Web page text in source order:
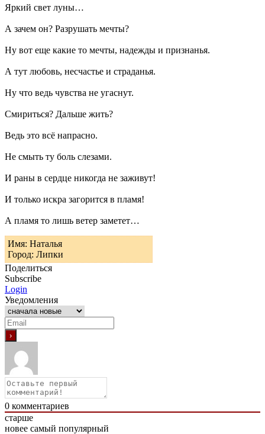
Яркий свет луны…
А зачем он? Разрушать мечты?
Ну вот еще какие то мечты, надежды и признанья.
А тут любовь, несчастье и страданья.
Ну что ведь чувства не угаснут.
Смириться? Дальше жить?
Ведь это всё напрасно.
Не смыть ту боль слезами.
И раны в сердце никогда не заживут!
И только искра загорится в пламя!
А пламя то лишь ветер заметет…
Имя: Наталья
Город: Липки
Поделиться
Subscribe
Login
Уведомления
0 комментариев
старше
новее самый популярный